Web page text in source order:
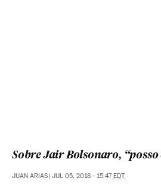
Sobre Jair Bolsonaro,
JUAN ARIAS | JUL 05, 2018 - 15:47EDT